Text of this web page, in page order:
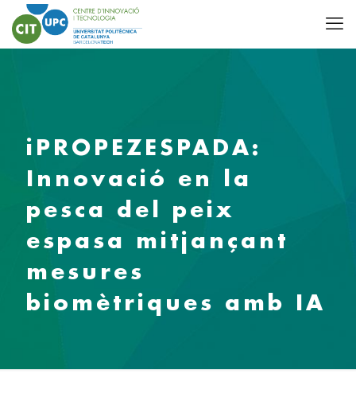
iPROPEZESPADA:
Innovació en la
pesca del peix
espasa mitjançant
mesures
biomètriques amb IA